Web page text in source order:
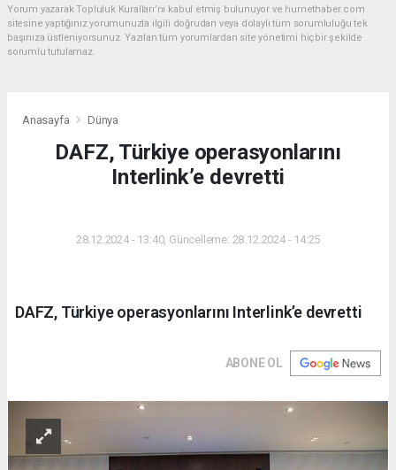
Yorum yazarak Topluluk Kuralları’nı kabul etmiş bulunuyor ve hurnethaber.com
sitesine yaptığınız yorumunuzla ilgili doğrudan veya dolaylı tüm sorumluluğu tek
başınıza üstleniyorsunuz. Yazılan tüm yorumlardan site yönetimi hiçbir şekilde
sorumlu tutulamaz.
Anasayfa Dünya
DAFZ, Türkiye operasyonlarını
Interlink’e devretti
28.12.2024 - 13:40, Güncelleme: 28.12.2024 - 14:25
DAFZ, Türkiye operasyonlarını Interlink’e devretti
ABONE OL